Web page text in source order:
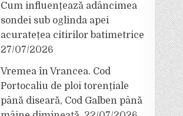
Cum influențează adâncimea
sondei sub oglinda apei
acuratețea citirilor batimetrice
27/07/2026
Vremea în Vrancea. Cod
Portocaliu de ploi torențiale
până diseară, Cod Galben până